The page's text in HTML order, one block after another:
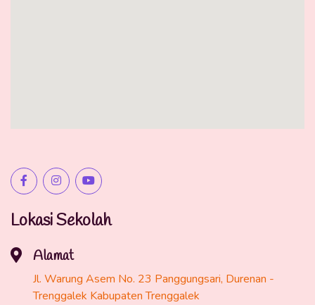
Lokasi Sekolah
Alamat
Jl. Warung Asem No. 23 Panggungsari, Durenan -
Trenggalek Kabupaten Trenggalek